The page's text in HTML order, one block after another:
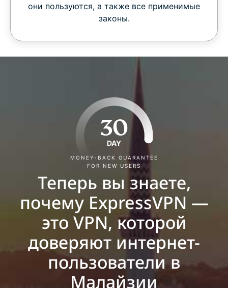
они пользуются, а также все применимые
законы.
30
DAY
MONEY-BACK GUARANTEE
FOR NEW USERS
Теперь вы знаете,
почему ExpressVPN —
это VPN, которой
доверяют интернет-
пользователи в
Малайзии